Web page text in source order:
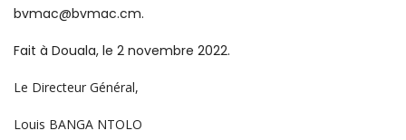
bvmac@bvmac.cm.
Fait à Douala, le 2 novembre 2022.
Le Directeur Général,
Louis BANGA NTOLO